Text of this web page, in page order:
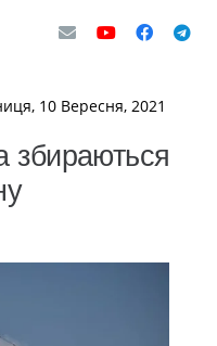
10 Вересня, 2021
збираються